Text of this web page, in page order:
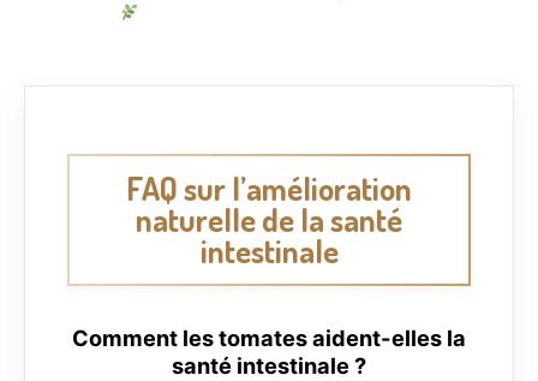
FAQ sur l’amélioration
naturelle de la santé
intestinale
Comment les tomates aident-elles la
santé intestinale ?